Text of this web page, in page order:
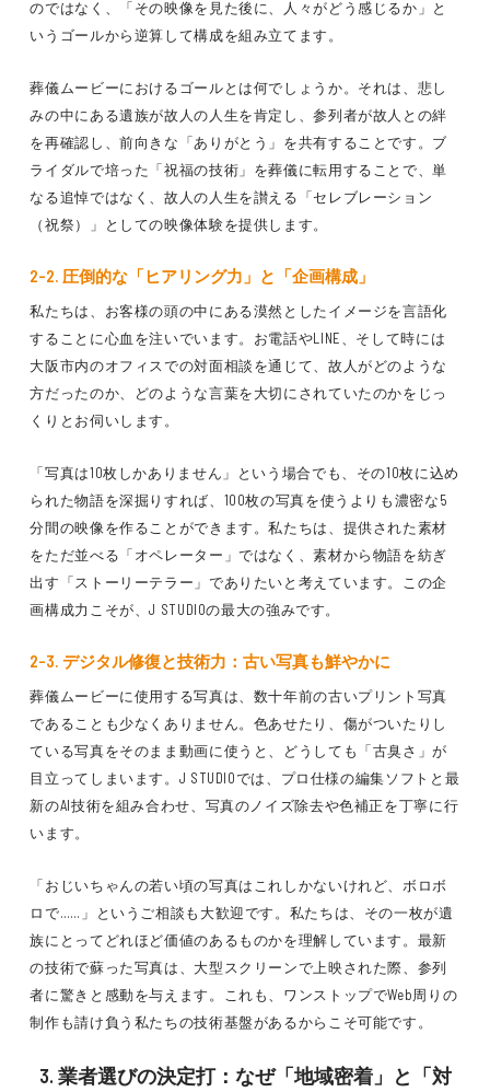
のではなく、「その映像を見た後に、人々がどう感じるか」と
いうゴールから逆算して構成を組み立てます。
葬儀ムービーにおけるゴールとは何でしょうか。それは、悲し
みの中にある遺族が故人の人生を肯定し、参列者が故人との絆
を再確認し、前向きな「ありがとう」を共有することです。ブ
ライダルで培った「祝福の技術」を葬儀に転用することで、単
なる追悼ではなく、故人の人生を讃える「セレブレーション
（祝祭）」としての映像体験を提供します。
2-2. 圧倒的な「ヒアリング力」と「企画構成」
私たちは、お客様の頭の中にある漠然としたイメージを言語化
することに心血を注いでいます。お電話やLINE、そして時には
大阪市内のオフィスでの対面相談を通じて、故人がどのような
方だったのか、どのような言葉を大切にされていたのかをじっ
くりとお伺いします。
「写真は10枚しかありません」という場合でも、その10枚に込め
られた物語を深掘りすれば、100枚の写真を使うよりも濃密な5
分間の映像を作ることができます。私たちは、提供された素材
をただ並べる「オペレーター」ではなく、素材から物語を紡ぎ
出す「ストーリーテラー」でありたいと考えています。この企
画構成力こそが、J STUDIOの最大の強みです。
2-3. デジタル修復と技術力：古い写真も鮮やかに
葬儀ムービーに使用する写真は、数十年前の古いプリント写真
であることも少なくありません。色あせたり、傷がついたりし
ている写真をそのまま動画に使うと、どうしても「古臭さ」が
目立ってしまいます。J STUDIOでは、プロ仕様の編集ソフトと最
新のAI技術を組み合わせ、写真のノイズ除去や色補正を丁寧に行
います。
「おじいちゃんの若い頃の写真はこれしかないけれど、ボロボ
ロで……」というご相談も大歓迎です。私たちは、その一枚が遺
族にとってどれほど価値のあるものかを理解しています。最新
の技術で蘇った写真は、大型スクリーンで上映された際、参列
者に驚きと感動を与えます。これも、ワンストップでWeb周りの
制作も請け負う私たちの技術基盤があるからこそ可能です。
3. 業者選びの決定打：なぜ「地域密着」と「対